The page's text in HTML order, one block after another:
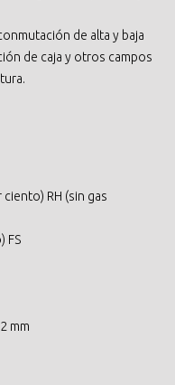
de alta y baja
de caja y otros campos
RH (sin gas
FS
mm